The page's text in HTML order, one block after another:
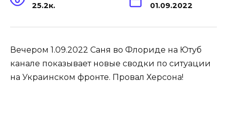
25.2к. 01.09.2022
Вечером 1.09.2022 Саня во Флориде на Ютуб
канале показывает новые сводки по ситуации
на Украинском фронте. Провал Херсона!